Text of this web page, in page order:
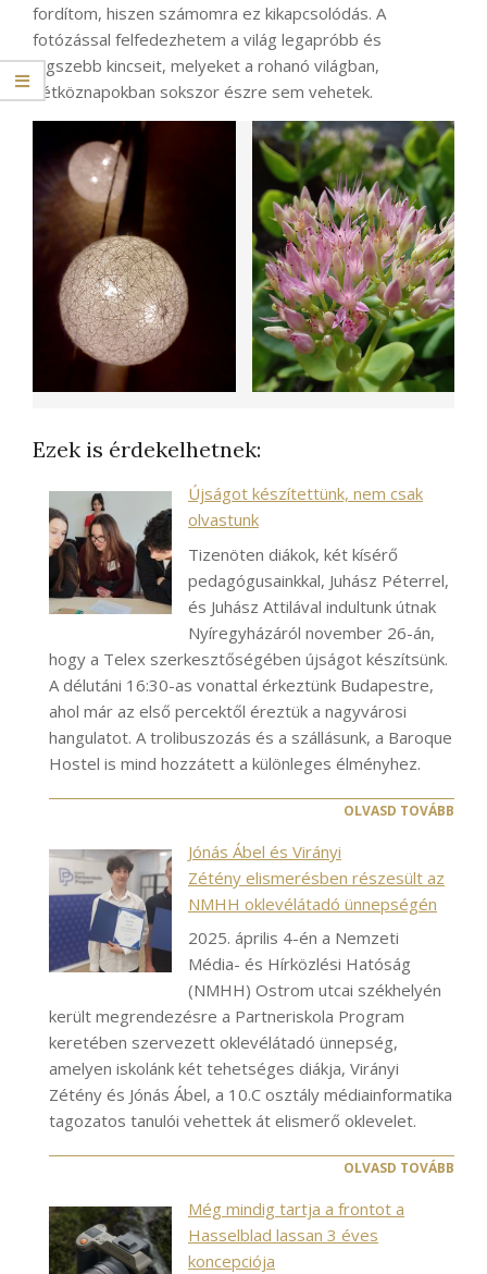
fordítom, hiszen számomra ez kikapcsolódás. A
fotózással felfedezhetem a világ legapróbb és
legszebb kincseit, melyeket a rohanó világban,
hétköznapokban sokszor észre sem vehetek.
Ezek is érdekelhetnek:
Újságot készítettünk, nem csak
olvastunk
Tizenöten diákok, két kísérő
pedagógusainkkal, Juhász Péterrel,
és Juhász Attilával indultunk útnak
Nyíregyházáról november 26-án,
hogy a Telex szerkesztőségében újságot készítsünk.
A délutáni 16:30-as vonattal érkeztünk Budapestre,
ahol már az első percektől éreztük a nagyvárosi
hangulatot. A trolibuszozás és a szállásunk, a Baroque
Hostel is mind hozzátett a különleges élményhez.
OLVASD TOVÁBB
Jónás Ábel és Virányi
Zétény elismerésben részesült az
NMHH oklevélátadó ünnepségén
2025. április 4-én a Nemzeti
Média- és Hírközlési Hatóság
(NMHH) Ostrom utcai székhelyén
került megrendezésre a Partneriskola Program
keretében szervezett oklevélátadó ünnepség,
amelyen iskolánk két tehetséges diákja, Virányi
Zétény és Jónás Ábel, a 10.C osztály médiainformatika
tagozatos tanulói vehettek át elismerő oklevelet.
OLVASD TOVÁBB
Még mindig tartja a frontot a
Hasselblad lassan 3 éves
koncepciója